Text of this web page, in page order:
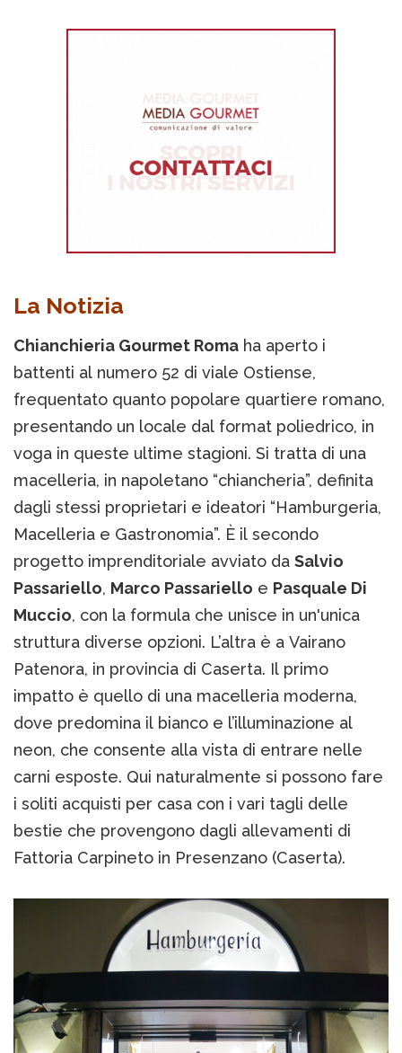
La Notizia
Chianchieria Gourmet Roma ha aperto i
battenti al numero 52 di viale Ostiense,
frequentato quanto popolare quartiere romano,
presentando un locale dal format poliedrico, in
voga in queste ultime stagioni. Si tratta di una
macelleria, in napoletano “chiancheria”, definita
dagli stessi proprietari e ideatori “Hamburgeria,
Macelleria e Gastronomia”. È il secondo
progetto imprenditoriale avviato da Salvio
Passariello, Marco Passariello e Pasquale Di
Muccio, con la formula che unisce in un'unica
struttura diverse opzioni. L’altra è a Vairano
Patenora, in provincia di Caserta. Il primo
impatto è quello di una macelleria moderna,
dove predomina il bianco e l’illuminazione al
neon, che consente alla vista di entrare nelle
carni esposte. Qui naturalmente si possono fare
i soliti acquisti per casa con i vari tagli delle
bestie che provengono dagli allevamenti di
Fattoria Carpineto in Presenzano (Caserta).